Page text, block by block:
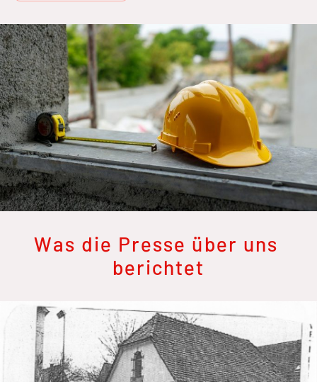
Was die Presse über uns
berichtet